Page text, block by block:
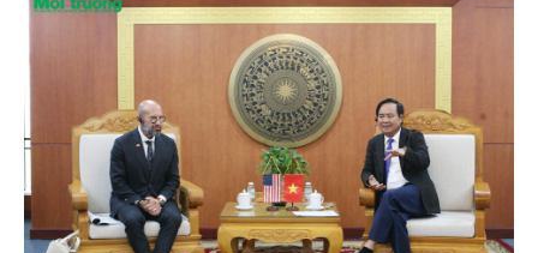
Bí thư, Chủ tịch nước.